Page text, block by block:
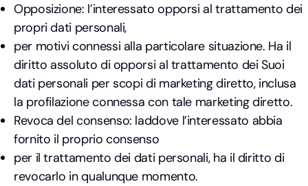
Opposizione: l’interessato opporsi al trattamento dei
propri dati personali,
per motivi connessi alla particolare situazione. Ha il
diritto assoluto di opporsi al trattamento dei Suoi
dati personali per scopi di marketing diretto, inclusa
la profilazione connessa con tale marketing diretto.
Revoca del consenso: laddove l’interessato abbia
fornito il proprio consenso
per il trattamento dei dati personali, ha il diritto di
revocarlo in qualunque momento.